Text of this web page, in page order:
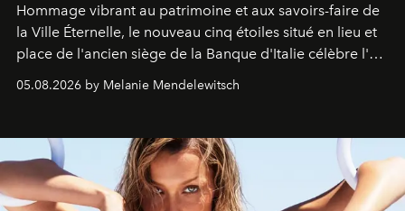
Hommage vibrant au patrimoine et aux savoirs-faire de
la Ville Éternelle, le nouveau cinq étoiles situé en lieu et
place de l'ancien siège de la Banque d'Italie célèbre l'art
05.08.2026 by Melanie Mendelewitsch